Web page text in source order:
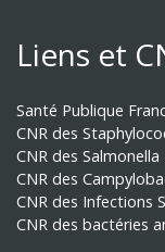
Liens et
Santé Publique
CNR des
CNR des Salmonella
CNR des
CNR des Infections
CNR des bactéries